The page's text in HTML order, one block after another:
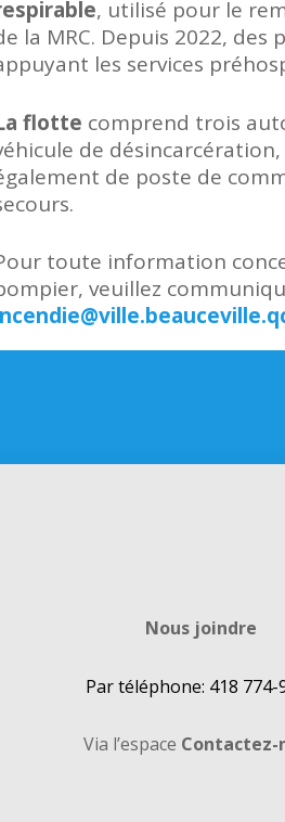
, utilisé pour le
la MRC. Depuis 2022,
les services
flotte comprend trois
de
de poste de
toute information
veuillez
Nous joindre
Par téléphone: 418 774-
Via l’espace Contactez-